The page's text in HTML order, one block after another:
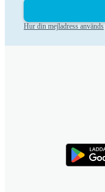
Hur din mejladress används